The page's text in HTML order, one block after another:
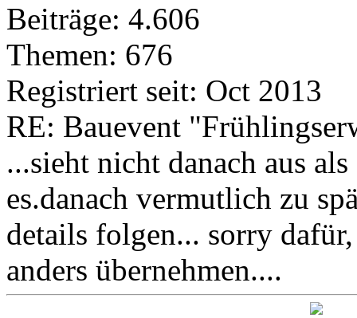
Beiträge: 4.606
Themen: 676
Registriert seit: Oct 2013
RE: Bauevent
...sieht nicht danach aus
es.danach vermutlich zu
details folgen... sorry
anders übernehmen....